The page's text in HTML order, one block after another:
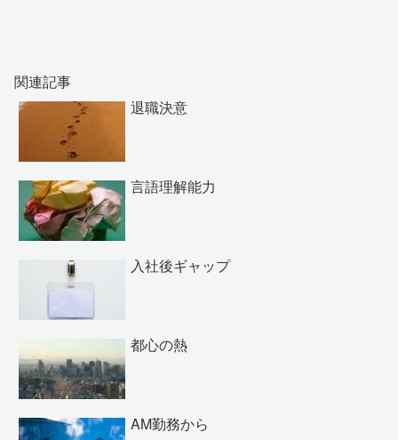
関連記事
退職決意
言語理解能力
入社後ギャップ
都心の熱
AM勤務から